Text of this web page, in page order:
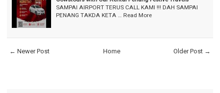
SAMPAI AIRPORT TERUS CALL KAMI !!! DAH SAMPAI
PENANG TAKDA KETA …
Read More
← Newer Post Older Post →
Home